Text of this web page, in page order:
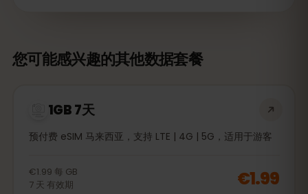
您可能感兴趣的其他数据套餐
1GB 7天
预付费 eSIM 马来西亚，支持 LTE | 4G | 5G，适用于游客
€1.99 每 GB
7 天 有效期 €1.99